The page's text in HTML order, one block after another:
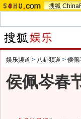
搜狐
娱乐频道 > 八卦频道 > 侯佩
侯佩岑春